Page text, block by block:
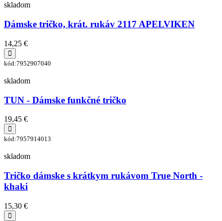
skladom
Dámske tričko, krát. rukáv 2117 APELVIKEN
14,25 €
kód:7952907040
skladom
TUN - Dámske funkčné tričko
19,45 €
kód:7957914013
skladom
Tričko dámske s krátkym rukávom True North -
khaki
15,30 €